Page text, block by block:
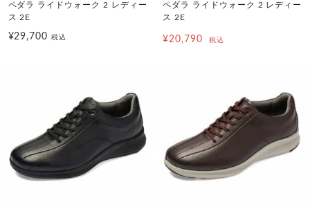
ペダラ ライドウォーク 2 レディー
ス 2E
¥29,700税込
ペダラ ライドウォーク 2 レディー
ス 2E
¥20,790 税込